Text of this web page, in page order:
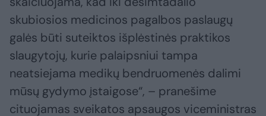
skubiosios medicinos pagalbos paslaugų
galės būti suteiktos išplėstinės praktikos
slaugytojų, kurie palaipsniui tampa
neatsiejama medikų bendruomenės dalimi
mūsų gydymo įstaigose“, – pranešime
cituojamas sveikatos apsaugos viceministras